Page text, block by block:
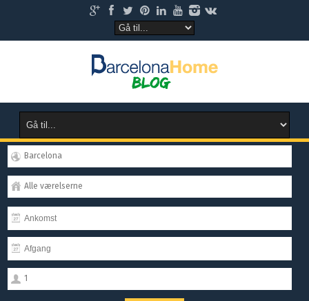
Barcelona
Alle værelserne
1